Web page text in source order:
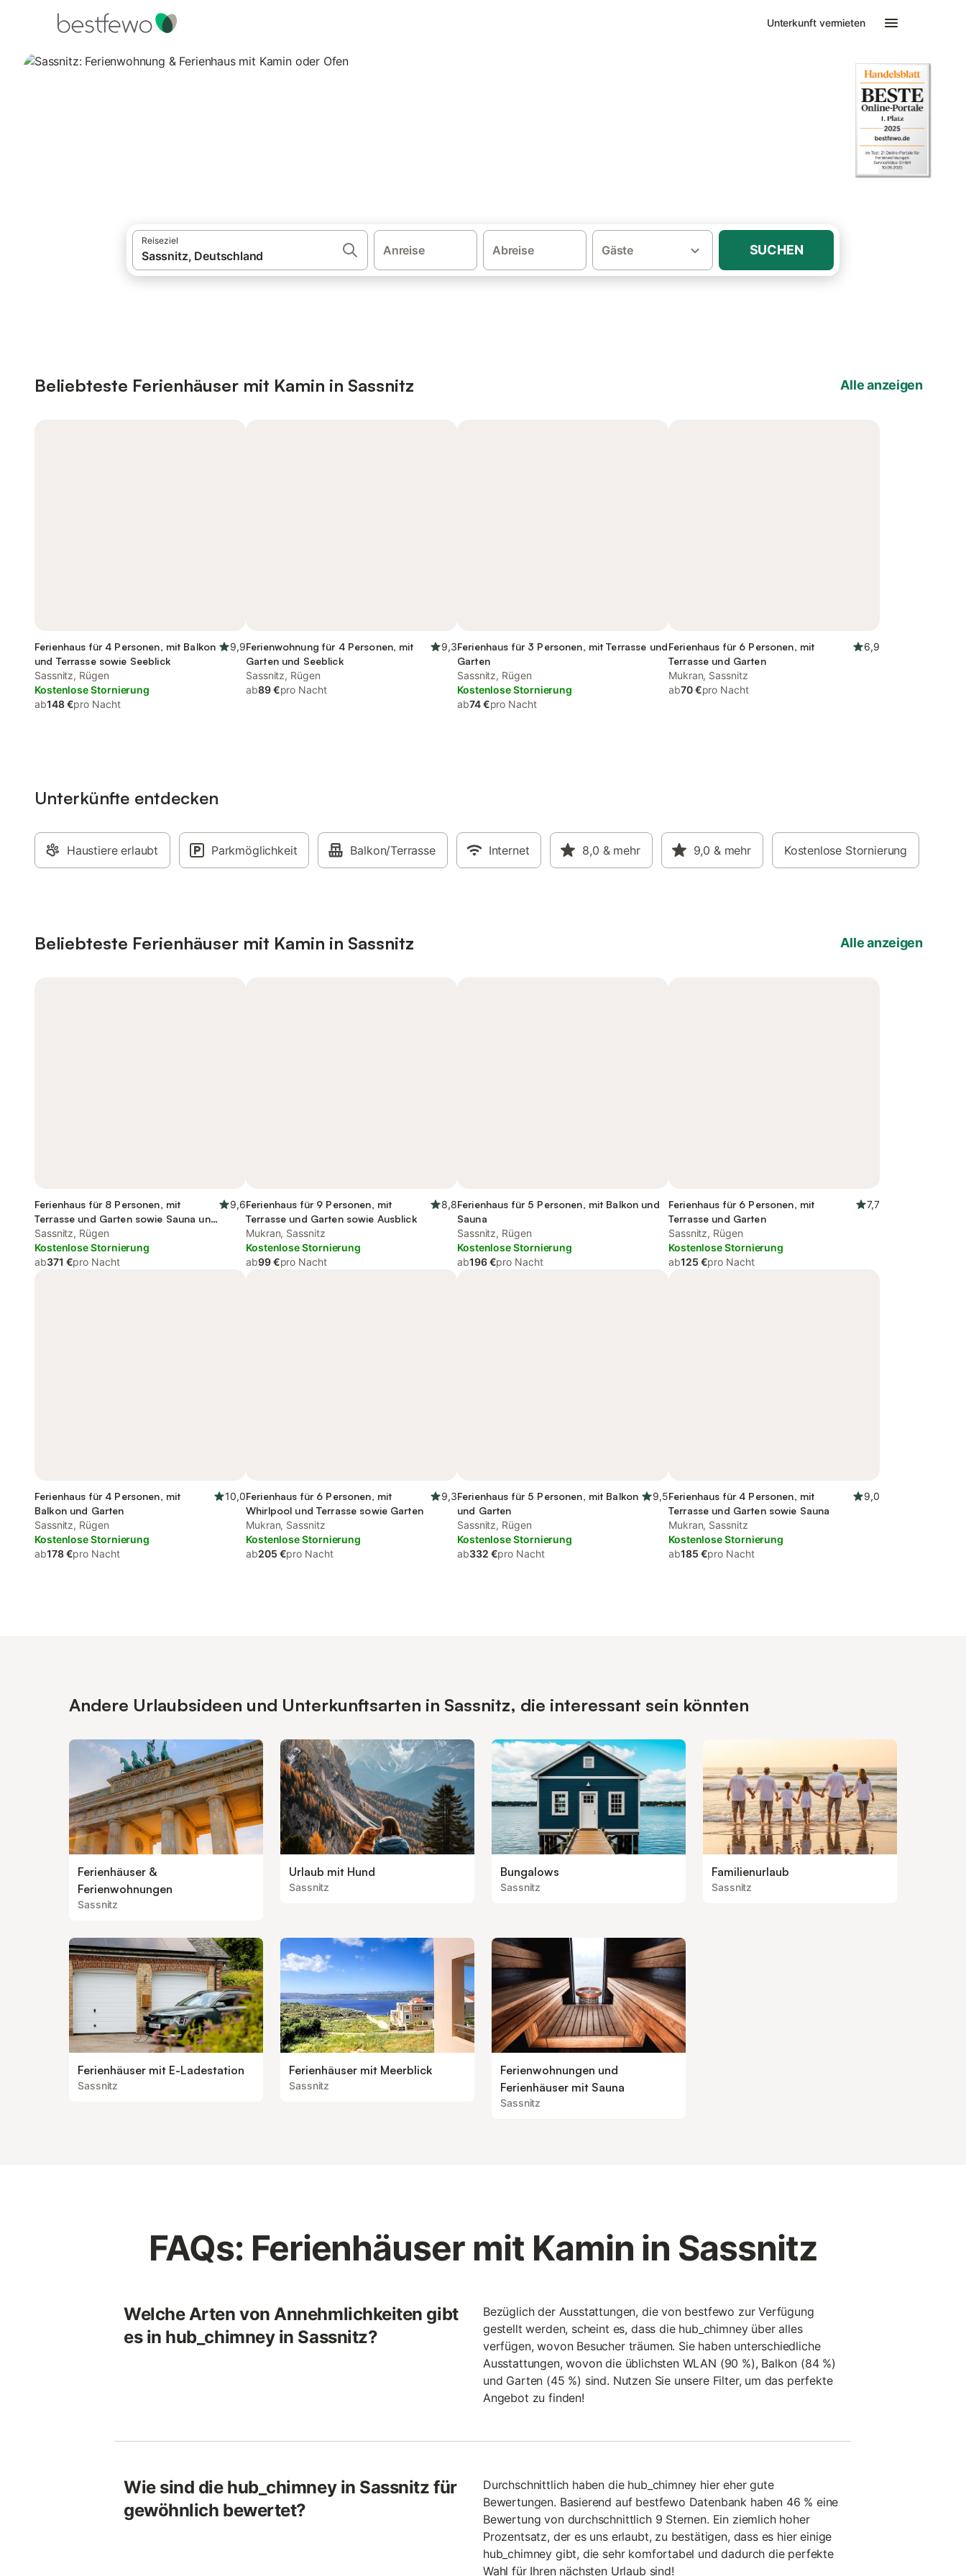
Unterkunft vermieten
Reiseziel
Anreise Abreise Gäste SUCHEN
Beliebteste Ferienhäuser mit Kamin in Sassnitz Alle anzeigen
Ferienhaus für 4 Personen, mit Balkon
und Terrasse sowie Seeblick
9,9
Sassnitz, Rügen
Kostenlose Stornierung
ab148 €pro Nacht
Ferienwohnung für 4 Personen, mit
Garten und Seeblick
9,3
Sassnitz, Rügen
ab89 €pro Nacht
Ferienhaus für 3 Personen, mit Terrasse und
Garten
Sassnitz, Rügen
Kostenlose Stornierung
ab74 €pro Nacht
Ferienhaus für 6 Personen, mit
Terrasse und Garten
6,9
Mukran, Sassnitz
ab70 €pro Nacht
Unterkünfte entdecken
Haustiere erlaubt Parkmöglichkeit Balkon/Terrasse Internet 8,0 & mehr 9,0 & mehr Kostenlose Stornierung
Beliebteste Ferienhäuser mit Kamin in Sassnitz Alle anzeigen
Ferienhaus für 8 Personen, mit
Terrasse und Garten sowie Sauna und
Seeblick
9,6
Sassnitz, Rügen
Kostenlose Stornierung
ab371 €pro Nacht
Ferienhaus für 9 Personen, mit
Terrasse und Garten sowie Ausblick
8,8
Mukran, Sassnitz
Kostenlose Stornierung
ab99 €pro Nacht
Ferienhaus für 5 Personen, mit Balkon und
Sauna
Sassnitz, Rügen
Kostenlose Stornierung
ab196 €pro Nacht
Ferienhaus für 6 Personen, mit
Terrasse und Garten
7,7
Sassnitz, Rügen
Kostenlose Stornierung
ab125 €pro Nacht
Ferienhaus für 4 Personen, mit
Balkon und Garten
10,0
Sassnitz, Rügen
Kostenlose Stornierung
ab178 €pro Nacht
Ferienhaus für 6 Personen, mit
Whirlpool und Terrasse sowie Garten
9,3
Mukran, Sassnitz
Kostenlose Stornierung
ab205 €pro Nacht
Ferienhaus für 5 Personen, mit Balkon
und Garten
9,5
Sassnitz, Rügen
Kostenlose Stornierung
ab332 €pro Nacht
Ferienhaus für 4 Personen, mit
Terrasse und Garten sowie Sauna
9,0
Mukran, Sassnitz
Kostenlose Stornierung
ab185 €pro Nacht
Andere Urlaubsideen und Unterkunftsarten in Sassnitz, die interessant sein könnten
Ferienhäuser &
Ferienwohnungen
Sassnitz
Urlaub mit Hund
Sassnitz
Bungalows
Sassnitz
Familienurlaub
Sassnitz
Ferienhäuser mit E-Ladestation
Sassnitz
Ferienhäuser mit Meerblick
Sassnitz
Ferienwohnungen und
Ferienhäuser mit Sauna
Sassnitz
FAQs: Ferienhäuser mit Kamin in Sassnitz
Welche Arten von Annehmlichkeiten gibt
es in hub_chimney in Sassnitz?
Bezüglich der Ausstattungen, die von bestfewo zur Verfügung
gestellt werden, scheint es, dass die hub_chimney über alles
verfügen, wovon Besucher träumen. Sie haben unterschiedliche
Ausstattungen, wovon die üblichsten WLAN (90 %), Balkon (84 %)
und Garten (45 %) sind. Nutzen Sie unsere Filter, um das perfekte
Angebot zu finden!
Wie sind die hub_chimney in Sassnitz für
gewöhnlich bewertet?
Durchschnittlich haben die hub_chimney hier eher gute
Bewertungen. Basierend auf bestfewo Datenbank haben 46 % eine
Bewertung von durchschnittlich 9 Sternen. Ein ziemlich hoher
Prozentsatz, der es uns erlaubt, zu bestätigen, dass es hier einige
hub_chimney gibt, die sehr komfortabel und dadurch die perfekte
Wahl für Ihren nächsten Urlaub sind!